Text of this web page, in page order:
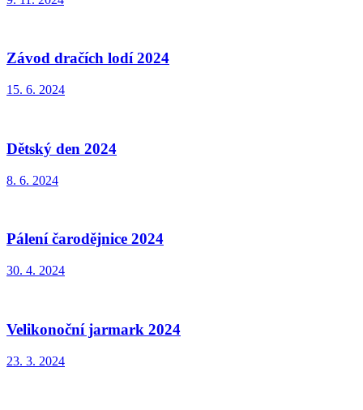
Závod dračích lodí 2024
15. 6. 2024
Dětský den 2024
8. 6. 2024
Pálení čarodějnice 2024
30. 4. 2024
Velikonoční jarmark 2024
23. 3. 2024